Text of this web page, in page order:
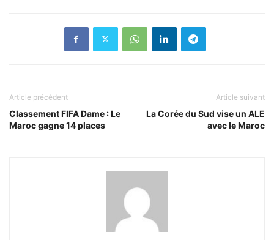
Article précédent
Classement FIFA Dame : Le
Maroc gagne 14 places
Article suivant
La Corée du Sud vise un ALE
avec le Maroc